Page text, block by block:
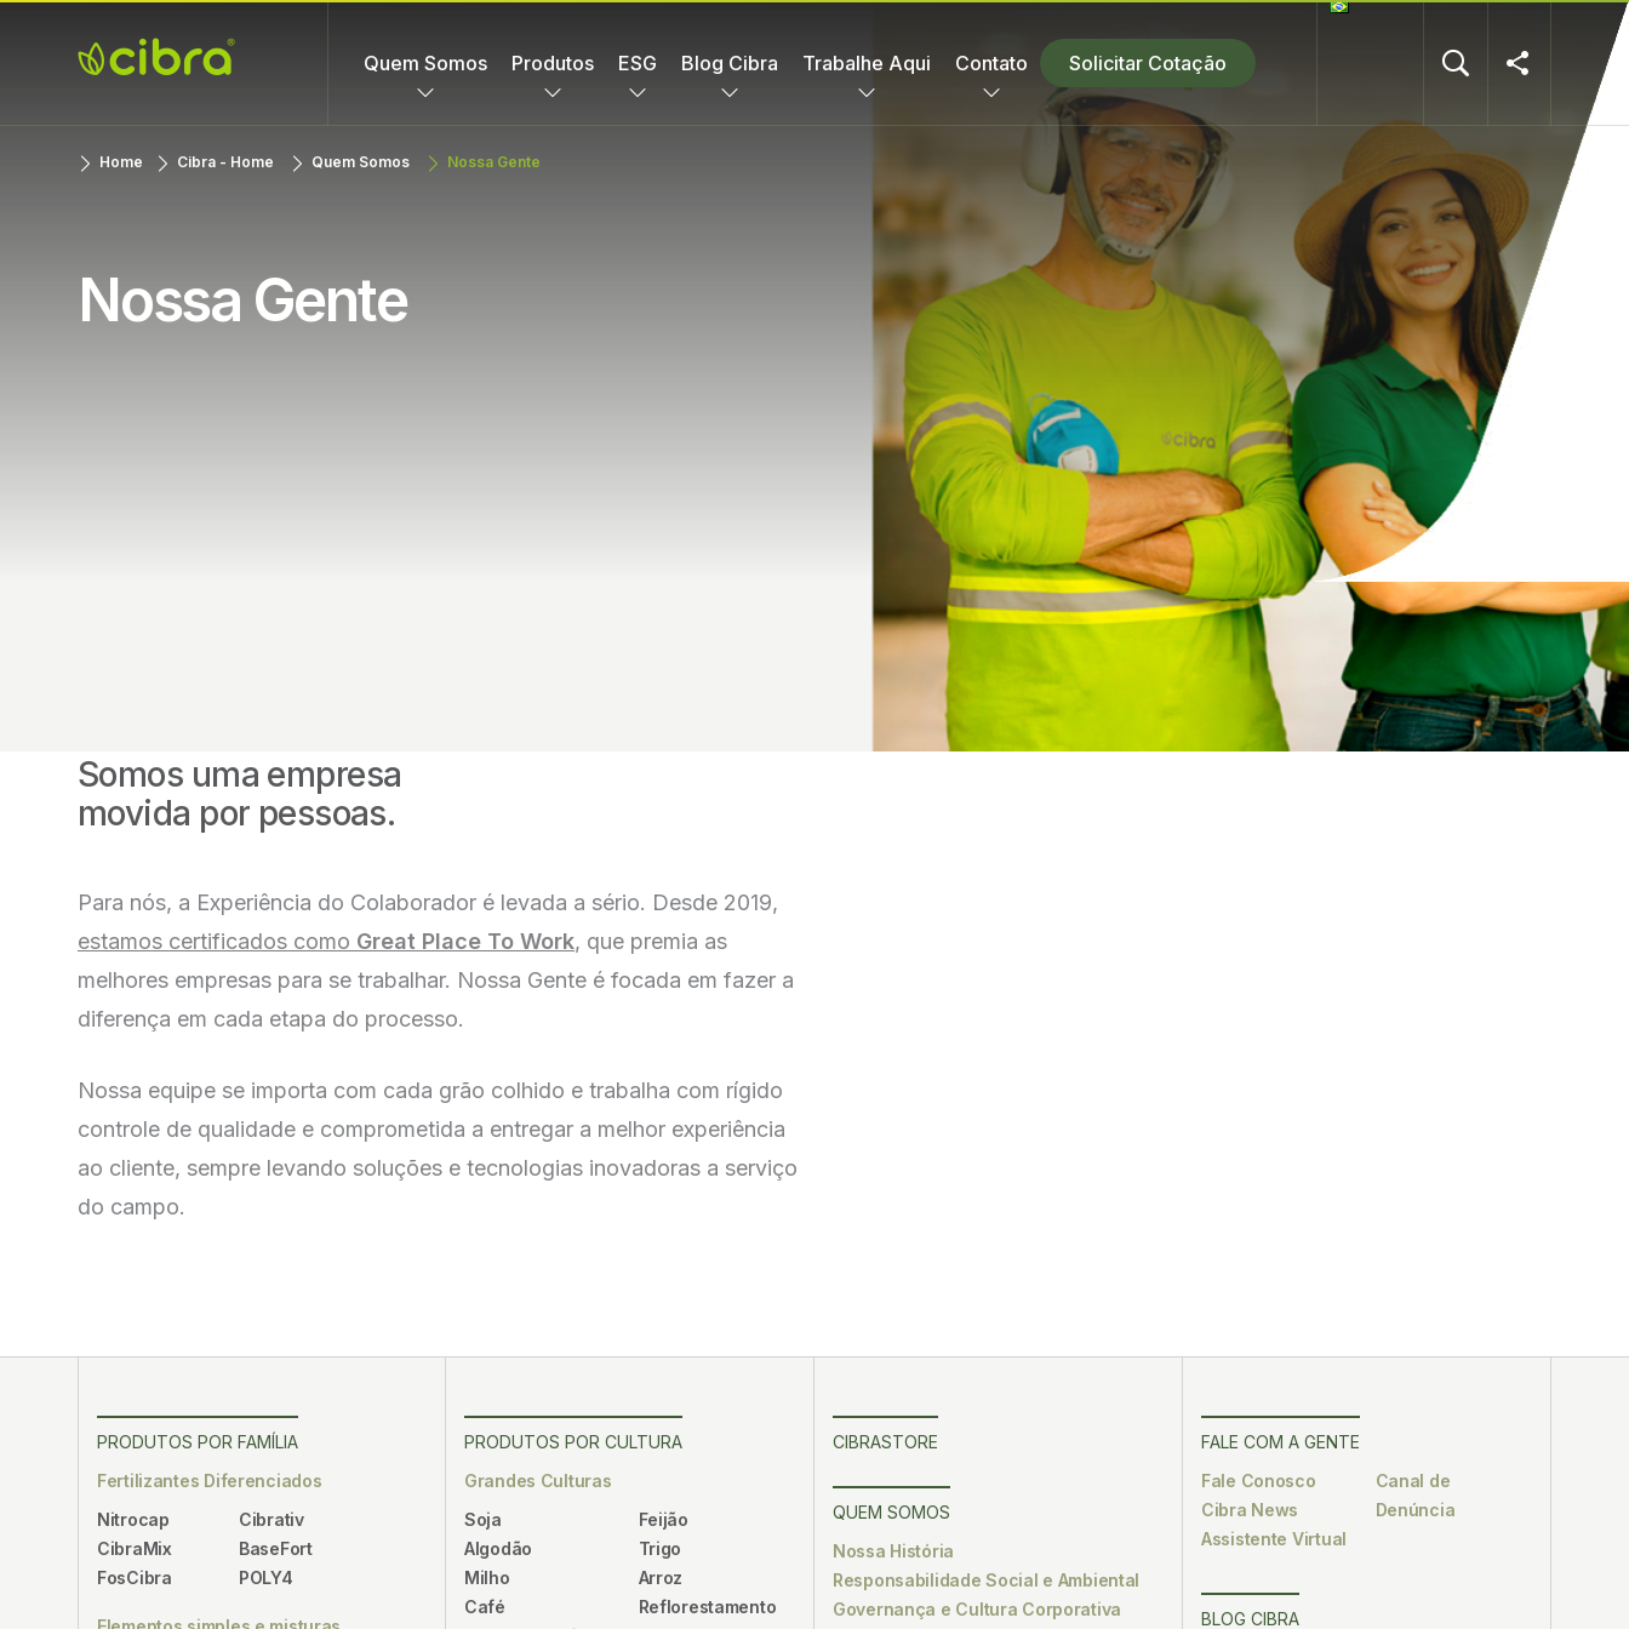
Fertilizantes
Faz a
Quem Somos Produtos ESG Blog Cibra Trabalhe Aqui Contato Solicitar Cotação
Home Cibra - Home Quem Somos Nossa Gente
Nossa Gente
Somos uma empresa
movida por pessoas.
Para nós, a Experiência do Colaborador é levada a sério. Desde 2019,
estamos certificados como Great Place To Work, que premia as
melhores empresas para se trabalhar. Nossa Gente é focada em fazer a
diferença em cada etapa do processo.
Nossa equipe se importa com cada grão colhido e trabalha com rígido
controle de qualidade e comprometida a entregar a melhor experiência
ao cliente, sempre levando soluções e tecnologias inovadoras a serviço
do campo.
PRODUTOS POR FAMÍLIA
Fertilizantes Diferenciados
Nitrocap
CibraMix
FosCibra
Cibrativ
BaseFort
POLY4
PRODUTOS POR CULTURA
Grandes Culturas
Soja
Algodão
Milho
Café
Feijão
Trigo
Arroz
Reflorestamento
CIBRASTORE
QUEM SOMOS
Nossa História
Responsabilidade Social e Ambiental
Governança e Cultura Corporativa
FALE COM A GENTE
Fale Conosco
Cibra News
Assistente Virtual
Canal de
Denúncia
BLOG CIBRA